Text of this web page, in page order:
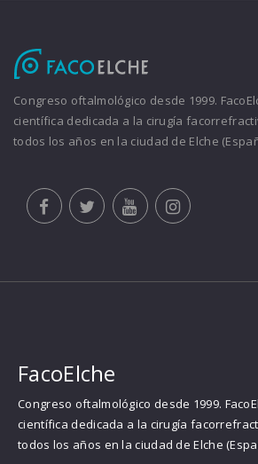
Congreso oftalmológico desde 1999.
científica dedicada a la cirugía
todos los años en la ciudad de Elche
FacoElche
Congreso oftalmológico desde 1999.
científica dedicada a la cirugía
todos los años en la ciudad de Elche